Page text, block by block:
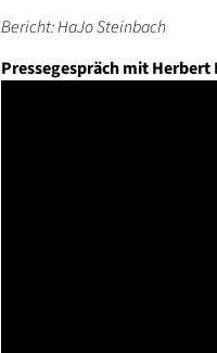
Bericht: HaJo Steinbach
Pressegespräch mit Herbert